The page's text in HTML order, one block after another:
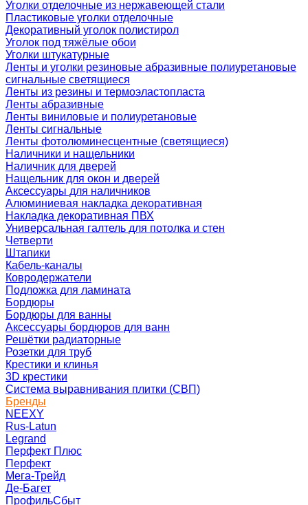
Уголки отделочные из нержавеющей стали
Пластиковые уголки отделочные
Декоративный уголок полистирол
Уголок под тяжёлые обои
Уголки штукатурные
Ленты и уголки резиновые абразивные полиуретановые
сигнальные светящиеся
Ленты из резины и термоэластопласта
Ленты абразивные
Ленты виниловые и полиуретановые
Ленты сигнальные
Ленты фотолюминесцентные (светящиеся)
Наличники и нащельники
Наличник для дверей
Нащельник для окон и дверей
Аксессуары для наличников
Алюминиевая накладка декоративная
Накладка декоративная ПВХ
Универсальная галтель для потолка и стен
Четверти
Штапики
Кабель-каналы
Ковродержатели
Подложка для ламината
Бордюры
Бордюры для ванны
Аксессуары бордюров для ванн
Решётки радиаторные
Розетки для труб
Крестики и клинья
3D крестики
Система выравнивания плитки (СВП)
Бренды
NEEXY
Rus-Latun
Legrand
Перфект Плюс
Перфект
Мега-Трейд
Де-Багет
ПрофильСбыт